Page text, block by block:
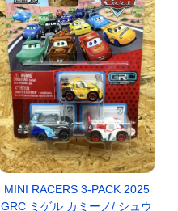
MINI RACERS 3-PACK 2025
GRC ミゲル カミーノ/ シュウ